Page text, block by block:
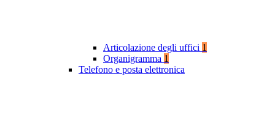
Articolazione degli uffici 1
Organigramma 1
Telefono e posta elettronica